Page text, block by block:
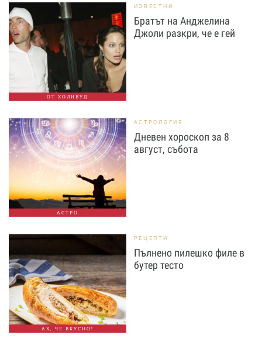
ОТ ХОЛИВУД
ИЗВЕСТНИ
Братът на Анджелина
Джоли разкри, че е гей
АСТРО
АСТРОЛОГИЯ
Дневен хороскоп за 8
август, събота
АХ, ЧЕ ВКУСНО!
РЕЦЕПТИ
Пълнено пилешко филе в
бутер тесто